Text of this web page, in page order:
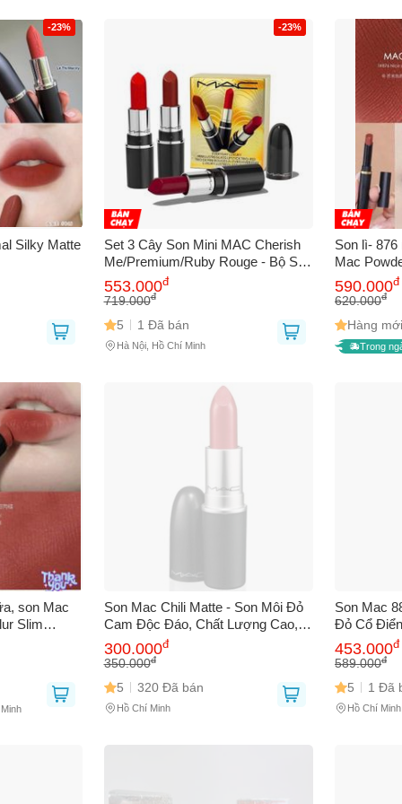
-23%
Silky Matte
-23%
Set 3 Cây Son Mini MAC Cherish
Me/Premium/Ruby Rouge - Bộ Son
Dưỡng Môi Sang Trọng, Đa Dạng
Màu Sắc, Tiện Lợi Mang Theo
553.000đ
719.000đ
5 1 Đã bán
Hà Nội, Hồ Chí Minh
Son lì- 876
Mac
Nice Spice
fullbox,
590.000đ
620.000đ
Hàng
Trong
son Mac
Slim
Son Mac Chili Matte - Son Môi Đỏ
Cam Độc Đáo, Chất Lượng Cao,
Dành Cho Mọi Tông Da - Sản
Phẩm Chính Hãng Mỹ
300.000đ
350.000đ
5 320 Đã bán
Hồ Chí Minh
Son Mac
Đỏ Cổ
Lâu Trôi,
Hợp Mọi Dịp
453.000đ
589.000đ
5 1 Đã
Hồ Chí Minh